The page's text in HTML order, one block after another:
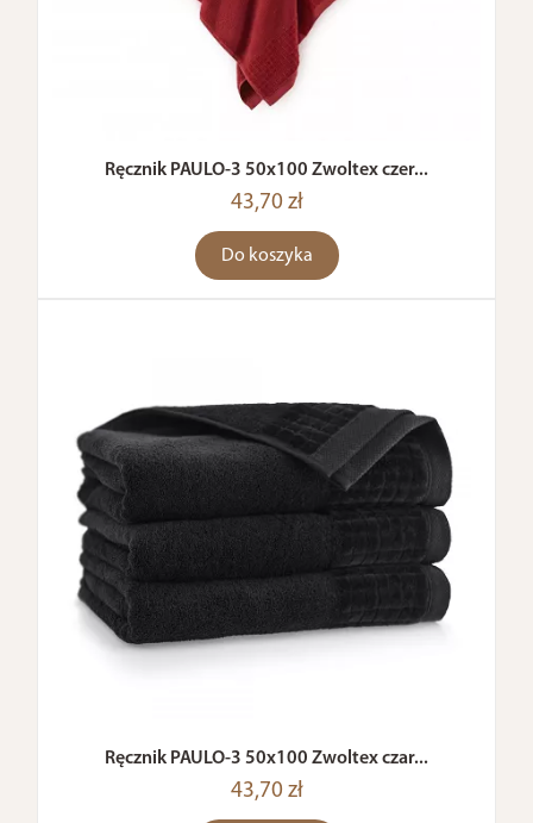
Ręcznik PAULO-3 50x100 Zwoltex czer...
43,70 zł
Do koszyka
Ręcznik PAULO-3 50x100 Zwoltex czar...
43,70 zł